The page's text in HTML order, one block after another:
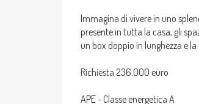
Immagina di vivere in uno
presente in tutta la casa, gli
un box doppio in lunghezza e
Richiesta 236.000 euro
APE - Classe energetica A